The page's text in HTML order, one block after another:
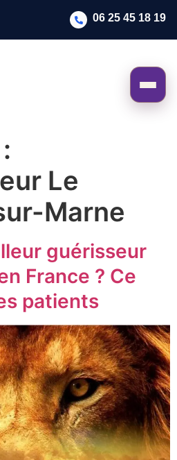
06 25 45 18 19
Le
Marne
guérisseur
France ? Ce
patients